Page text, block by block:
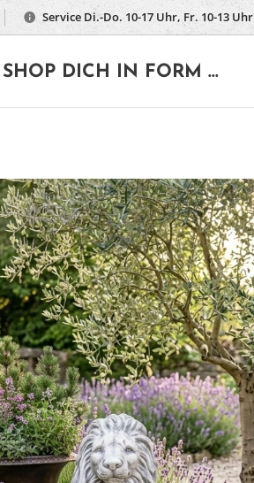
Service Di.-Do. 10-17 Uhr, Fr. 10-13 Uhr
SHOP DICH IN FORM ...